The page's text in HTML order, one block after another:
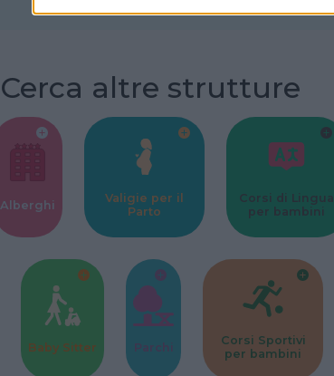
Cerca altre strutture
Alberghi
Valigie per il
Parto
Corsi di Lingua
per bambini
Baby Sitter Parchi
Corsi Sportivi
per bambini